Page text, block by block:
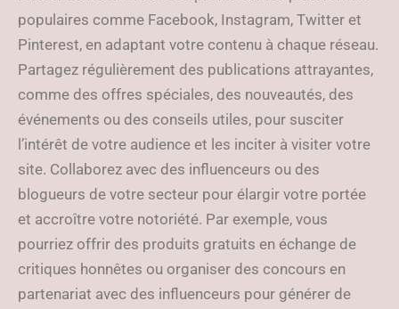
populaires comme Facebook, Instagram, Twitter et
Pinterest, en adaptant votre contenu à chaque réseau.
Partagez régulièrement des publications attrayantes,
comme des offres spéciales, des nouveautés, des
événements ou des conseils utiles, pour susciter
l’intérêt de votre audience et les inciter à visiter votre
site. Collaborez avec des influenceurs ou des
blogueurs de votre secteur pour élargir votre portée
et accroître votre notoriété. Par exemple, vous
pourriez offrir des produits gratuits en échange de
critiques honnêtes ou organiser des concours en
partenariat avec des influenceurs pour générer de